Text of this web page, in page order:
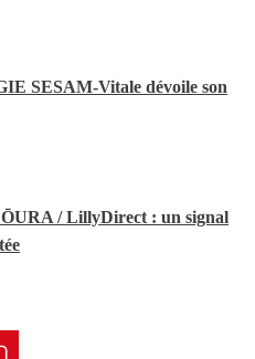
SESAM-Vitale dévoile son
/ LillyDirect : un signal